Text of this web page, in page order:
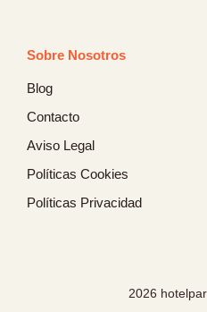
Sobre Nosotros
Blog
Contacto
Aviso Legal
Políticas Cookies
Políticas Privacidad
2026